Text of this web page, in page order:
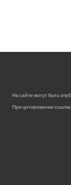
На сайте могут быть
При цитировании ссылка